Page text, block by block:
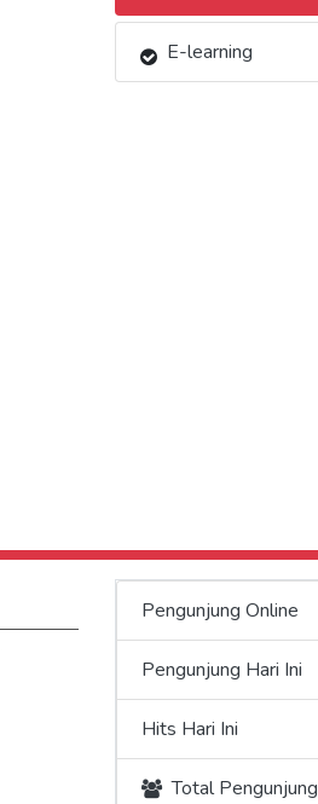
E-learning
Pengunjung Online
Pengunjung Hari Ini
Hits Hari Ini
Total Pengunjung